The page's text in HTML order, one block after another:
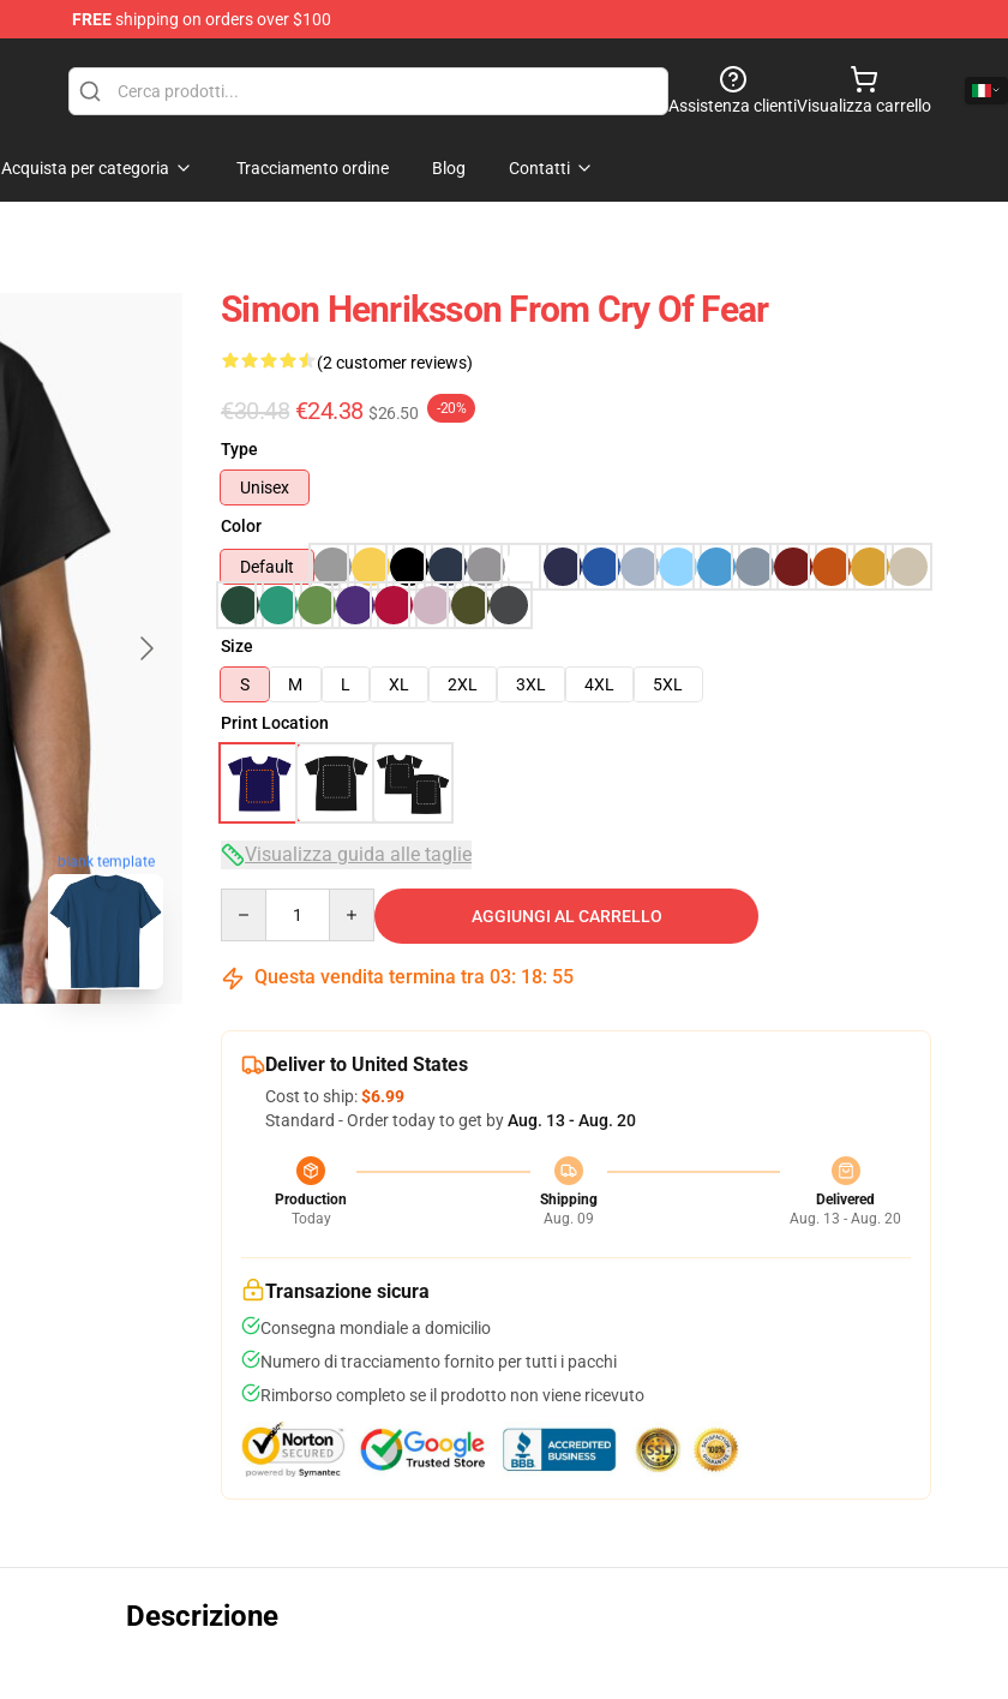
FREEshipping on orders over $100
Assistenza clientiVisualizza carrello
Acquista per categoria Tracciamento ordine Blog Contatti
blank template
Simon Henriksson From Cry Of Fear
(2 customer reviews)
€30.48 €24.38 $26.50 -20%
Type
Unisex
Color
Default
Size
S
M L XL 2XL 3XL 4XL
5XL
Print Location
Visualizza guida alle taglie
AGGIUNGI AL CARRELLO
Questa vendita termina tra 03: 18: 54
Deliver to United States
Cost to ship:$6.99
Standard - Order today to get byAug. 13 - Aug. 20
Production
Today
Shipping
Aug. 09
Delivered
Aug. 13 - Aug. 20
Transazione sicura
Consegna mondiale a domicilio
Numero di tracciamento fornito per tutti i pacchi
Rimborso completo se il prodotto non viene ricevuto
Descrizione